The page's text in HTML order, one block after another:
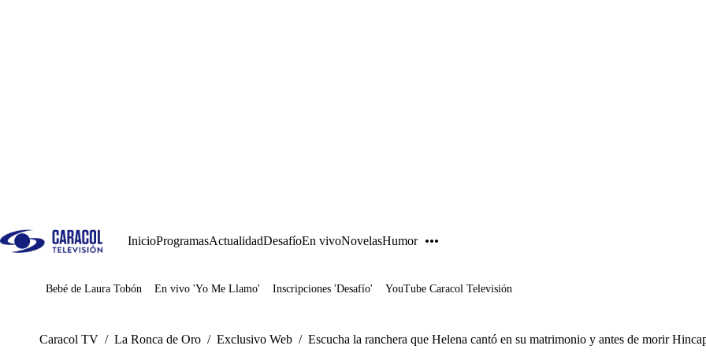
InicioProgramasActualidadDesafíoEn vivoNovelasHumor
Juegos
Bebé de Laura Tobón En vivo 'Yo Me Llamo' Inscripciones 'Desafío' YouTube Caracol Televisión
Caracol TV / La Ronca de Oro / Exclusivo Web / Escucha la ranchera que Helena cantó en su matrimonio y antes de morir